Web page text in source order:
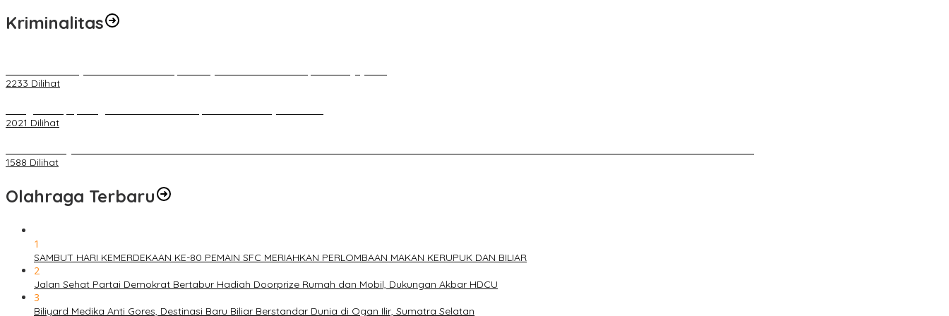
Kriminalitas
2233 Dilihat
2021 Dilihat
1588 Dilihat
Olahraga Terbaru
1
SAMBUT HARI KEMERDEKAAN KE-80 PEMAIN SFC MERIAHKAN PERLOMBAAN MAKAN KERUPUK DAN BILIAR
2
Jalan Sehat Partai Demokrat Bertabur Hadiah Doorprize Rumah dan Mobil, Dukungan Akbar HDCU
3
Biliyard Medika Anti Gores, Destinasi Baru Biliar Berstandar Dunia di Ogan Ilir, Sumatra Selatan